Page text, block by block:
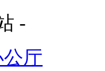
-
厅